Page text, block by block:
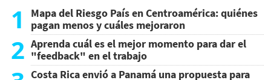
1
Mapa del Riesgo País en Centroamérica: quiénes
pagan menos y cuáles mejoraron
2 Aprenda cuál es el mejor momento para dar el
"feedback" en el trabajo
Costa Rica envió a Panamá una propuesta para